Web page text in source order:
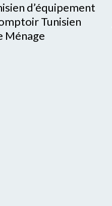
d’équipement
Tunisien
Ménage